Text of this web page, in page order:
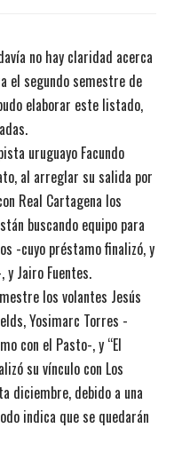
no hay claridad acerca
el segundo semestre de
elaborar este listado,
uruguayo Facundo
al arreglar su salida por
Real Cartagena los
buscando equipo para
-cuyo préstamo finalizó, y
Jairo Fuentes.
los volantes Jesús
Yosimarc Torres -
con el Pasto-, y “El
su vínculo con Los
diciembre, debido a una
indica que se quedarán